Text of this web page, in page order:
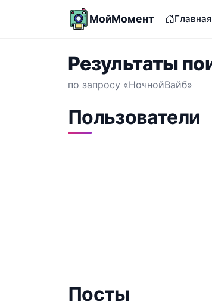
МойМомент Главная
Результаты
по запросу «НочнойВайб»
Пользователи
Посты